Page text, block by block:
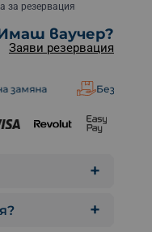
Рафтинг по
280
547.63 лв.
625.87 лв.
за резервация
ваучер?
Заяви резервация
Безплатна доставка